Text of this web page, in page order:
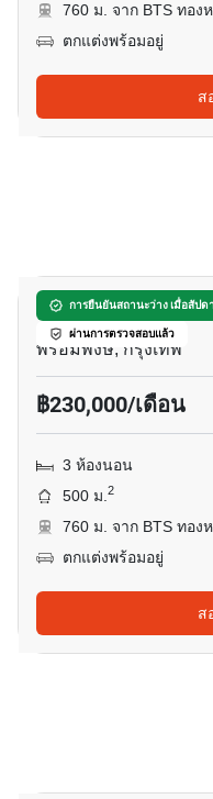
760 ม. จาก BTS ทอง
ตกแต่งพร้อมอยู่
ส
การยืนยันสถานะว่าง เมื่อสัป
ผ่านการตรวจสอบแล้ว
บ้าน 3-ห้องนอน ใ
พร้อมพงษ์, กรุงเทพ
฿230,000/เดือน
3 ห้องนอน
500 ม.2
760 ม. จาก BTS ทอง
ตกแต่งพร้อมอยู่
ส